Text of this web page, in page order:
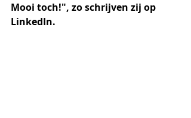
Mooi toch!", zo schrijven zij op
LinkedIn.